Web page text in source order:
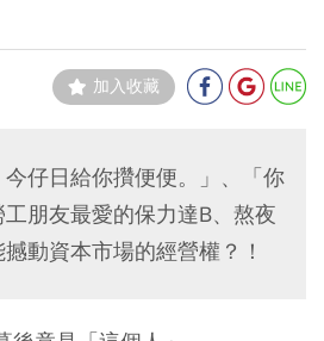
加入收藏
今仔日給你攢便便。」、「你
朋友最愛的保力達B、熬夜
動資本市場的經營權？！